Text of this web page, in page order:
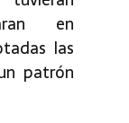
en
las
patrón